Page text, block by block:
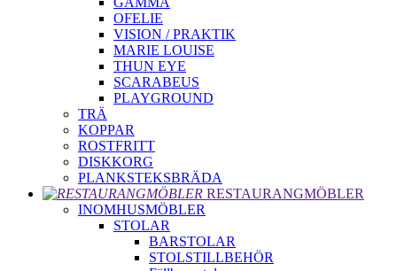
OFELIE
VISION / PRAKTIK
MARIE LOUISE
THUN EYE
SCARABEUS
PLAYGROUND
TRÄ
KOPPAR
ROSTFRITT
DISKKORG
PLANKSTEKSBRÄDA
RESTAURANGMÖBLER
INOMHUSMÖBLER
STOLAR
BARSTOLAR
STOLSTILLBEHÖR